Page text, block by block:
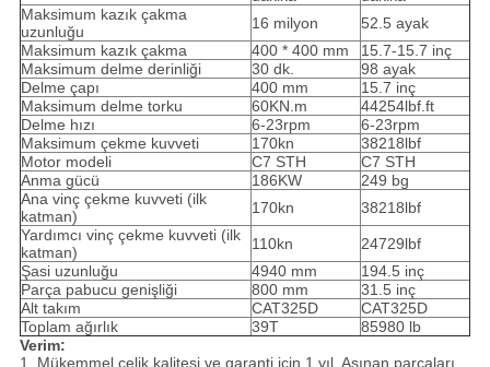
Maksimum kazık çakma
uzunluğu
16 milyon
52.5 ayak
Maksimum kazık çakma
400 * 400 mm
15.7-15.7 inç
Maksimum delme derinliği
30 dk.
98 ayak
Delme çapı
400 mm
15.7 inç
Maksimum delme torku
60KN.m
44254lbf.ft
Delme hızı
6-23rpm
6-23rpm
Maksimum çekme kuvveti
170kn
38218lbf
Motor modeli
C7 STH
C7 STH
Anma gücü
186KW
249 bg
Ana vinç çekme kuvveti (ilk
katman)
170kn
38218lbf
Yardımcı vinç çekme kuvveti (ilk
katman)
110kn
24729lbf
Şasi uzunluğu
4940 mm
194.5 inç
Parça pabucu genişliği
800 mm
31.5 inç
Alt takım
CAT325D
CAT325D
Toplam ağırlık
39T
85980 lb
Verim:
1. Mükemmel çelik kalitesi ve garanti için 1 yıl. Aşınan parçaları